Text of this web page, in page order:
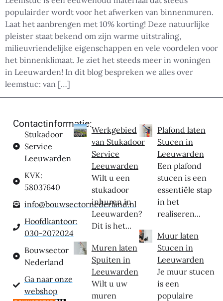
populairder wordt voor het afwerken van binnenmuren.
Laat het aanbrengen met 10% korting! Deze natuurlijke
pleister staat bekend om zijn warme uitstraling,
milieuvriendelijke eigenschappen en vele voordelen voor
het binnenklimaat. Je ziet het steeds meer in woningen
in Leeuwarden! In dit blog bespreken we alles over
leemstuc: van […]
Contactinformatie:
Stukadoor
Service
Leeuwarden
KVK:
58037640
info@bouwsectornederland.nl
Hoofdkantoor:
030-2072024
Bouwsector
Nederland
Ga naar onze
webshop
Werkgebied
van Stukadoor
Service
Leeuwarden
Wilt u een
stukadoor
inhuren in
Leeuwarden?
Dit is het...
Muren laten
Spuiten in
Leeuwarden
Wilt u uw
muren
Plafond laten
Stucen in
Leeuwarden
Een plafond
stucen is een
essentiële stap
in het
realiseren...
Muur laten
Stucen in
Leeuwarden
Je muur stucen
is een
populaire